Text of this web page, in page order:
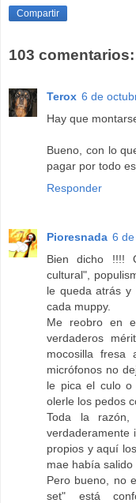
Compartir
103 comentarios:
Terox 6 de
Hay que
Bueno, con lo
pagar por todo
Responder
Pioresnada 6
Bien dicho !!!!
cultural",
le queda atrás
cada muppy.
Me reobro en
verdaderos
mocosilla fresa
micrófonos no
le pica el culo o
olerle los pedos
Toda la razón,
verdaderamente
propios y aquí
mae había salido
Pero bueno, no
set" está